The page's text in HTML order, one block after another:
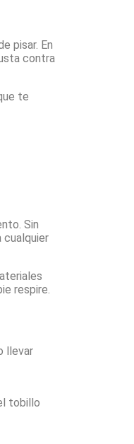
pisar. En
contra
te
Sin
cualquier
respire.
llevar
tobillo